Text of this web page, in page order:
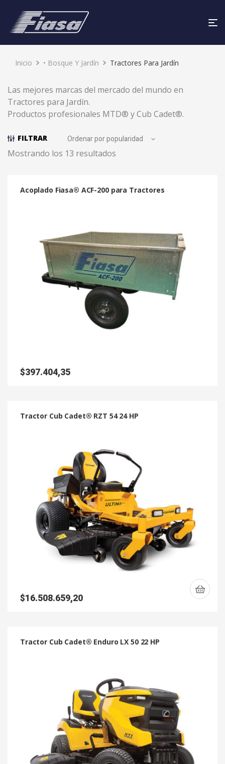
Inicio • Bosque Y Jardín Tractores Para Jardín
Las mejores marcas del mercado del mundo en
Tractores para Jardín.
Productos profesionales MTD® y Cub Cadet®.
FILTRAR
Mostrando los 13 resultados
Acoplado Fiasa® ACF-200 para Tractores
$397.404,35
Tractor Cub Cadet® RZT 54 24 HP
$16.508.659,20
Tractor Cub Cadet® Enduro LX 50 22 HP